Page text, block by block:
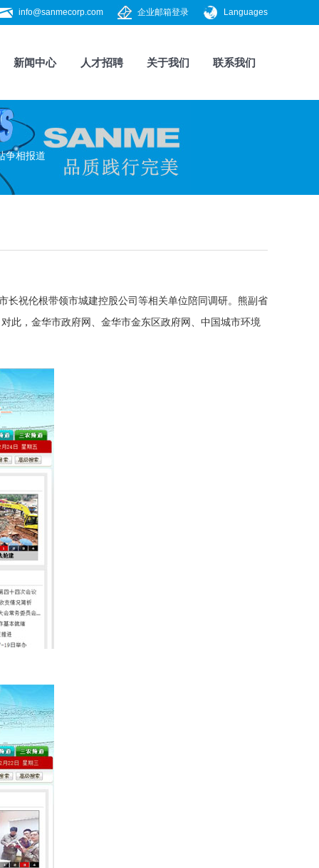
Languages
企业邮箱登录
info@sanmecorp.com
新闻中心 人才招聘 关于我们 联系我们
争相报道
长祝伦根带领市城建控股公司等相关单位陪同调研。熊副省
此，金华市政府网、金华市金东区政府网、中国城市环境